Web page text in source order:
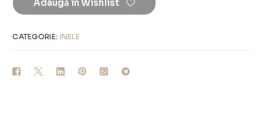
Adaugă în Wishlist
CATEGORIE: INELE